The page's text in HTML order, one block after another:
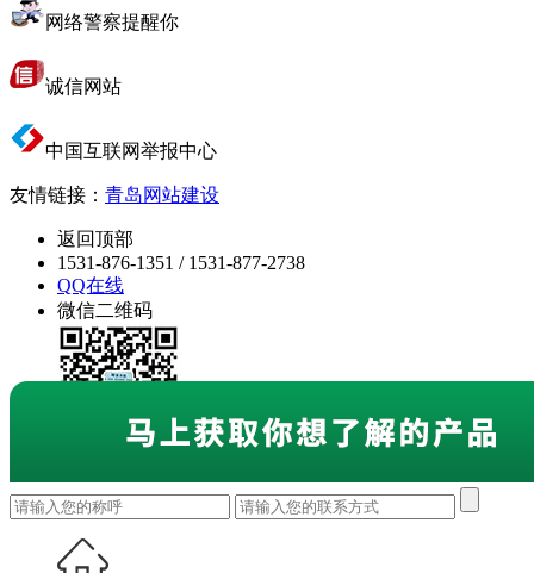
网络警察提醒你
诚信网站
中国互联网举报中心
友情链接： 青岛网站建设
返回顶部
1531-876-1351 / 1531-877-2738
QQ在线
微信二维码